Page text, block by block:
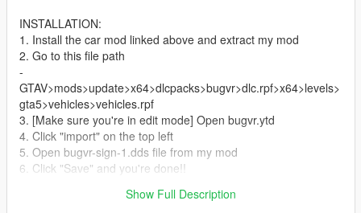
INSTALLATION:
1. Install the car mod linked above and extract my mod
2. Go to this file path
-
GTAV>mods>update>x64>dlcpacks>bugvr>dlc.rpf>x64>levels>
gta5>vehicles>vehicles.rpf
3. [Make sure you're in edit mode] Open bugvr.ytd
4. Click "import" on the top left
5. Open bugvr-sign-1.dds file from my mod
6. Click "Save" and you're done!!
Show Full Description